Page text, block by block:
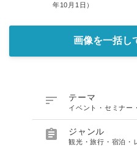
年10月1日）
画像を一括し
 テーマ
イベント・セミナー
 ジャンル
観光・旅行・宿泊・